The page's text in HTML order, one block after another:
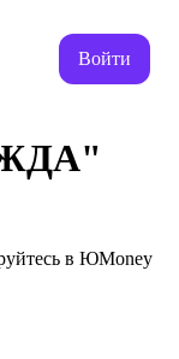
Войти
в ЮMoney